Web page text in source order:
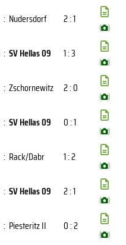
: Nudersdorf 2 : 1
( )
: SV Hellas 09 1 : 3
( )
: Zschornewitz 2 : 0
( )
: SV Hellas 09 0 : 1
( )
: Rack/Dabr 1 : 2
( )
: SV Hellas 09 2 : 1
( )
: Piesteritz II 0 : 2
( )